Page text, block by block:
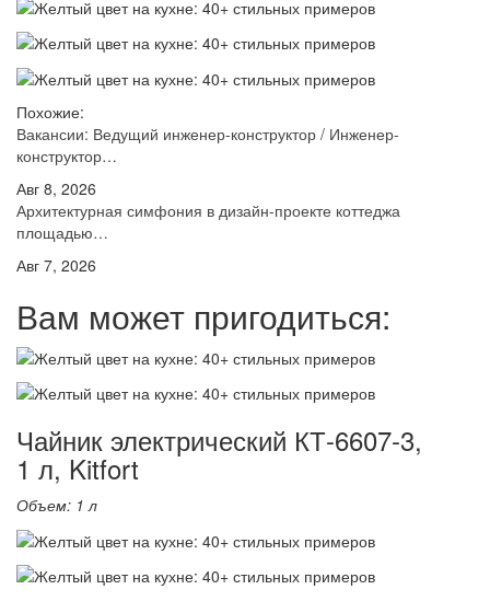
Похожие:
Вакансии: Ведущий инженер-конструктор / Инженер-
конструктор…
Авг 8, 2026
Архитектурная симфония в дизайн-проекте коттеджа
площадью…
Авг 7, 2026
Вам может пригодиться:
Чайник электрический КТ-6607-3,
1 л, Kitfort
Объем: 1 л